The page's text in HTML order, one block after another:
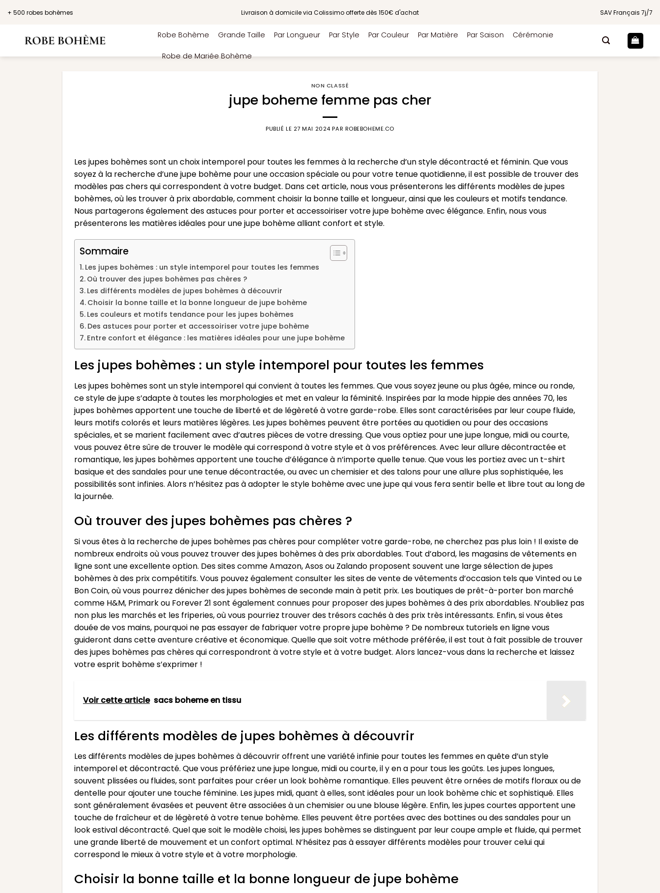
+ 500 robes bohèmes Livraison à domicile via Colissimo offerte dès 150€ d'achat SAV Français 7j/7
Robe Bohème Grande Taille Par Longueur Par Style Par Couleur Par Matière Par Saison Cérémonie
Robe de Mariée Bohème
NON CLASSÉ
jupe boheme femme pas cher
PUBLIÉ LE 27 MAI 2024 PAR ROBEBOHEME.CO
Les jupes bohèmes sont un choix intemporel pour toutes les femmes à la recherche d’un style décontracté et féminin. Que vous
soyez à la recherche d’une jupe bohème pour une occasion spéciale ou pour votre tenue quotidienne, il est possible de trouver des
modèles pas chers qui correspondent à votre budget. Dans cet article, nous vous présenterons les différents modèles de jupes
bohèmes, où les trouver à prix abordable, comment choisir la bonne taille et longueur, ainsi que les couleurs et motifs tendance.
Nous partagerons également des astuces pour porter et accessoiriser votre jupe bohème avec élégance. Enfin, nous vous
présenterons les matières idéales pour une jupe bohème alliant confort et style.
Sommaire
Les jupes bohèmes : un style intemporel pour toutes les femmes
Où trouver des jupes bohèmes pas chères ?
Les différents modèles de jupes bohèmes à découvrir
Choisir la bonne taille et la bonne longueur de jupe bohème
Les couleurs et motifs tendance pour les jupes bohèmes
Des astuces pour porter et accessoiriser votre jupe bohème
Entre confort et élégance : les matières idéales pour une jupe bohème
Les jupes bohèmes : un style intemporel pour toutes les femmes
Les jupes bohèmes sont un style intemporel qui convient à toutes les femmes. Que vous soyez jeune ou plus âgée, mince ou ronde,
ce style de jupe s’adapte à toutes les morphologies et met en valeur la féminité. Inspirées par la mode hippie des années 70, les
jupes bohèmes apportent une touche de liberté et de légèreté à votre garde-robe. Elles sont caractérisées par leur coupe fluide,
leurs motifs colorés et leurs matières légères. Les jupes bohèmes peuvent être portées au quotidien ou pour des occasions
spéciales, et se marient facilement avec d’autres pièces de votre dressing. Que vous optiez pour une jupe longue, midi ou courte,
vous pouvez être sûre de trouver le modèle qui correspond à votre style et à vos préférences. Avec leur allure décontractée et
romantique, les jupes bohèmes apportent une touche d’élégance à n’importe quelle tenue. Que vous les portiez avec un t-shirt
basique et des sandales pour une tenue décontractée, ou avec un chemisier et des talons pour une allure plus sophistiquée, les
possibilités sont infinies. Alors n’hésitez pas à adopter le style bohème avec une jupe qui vous fera sentir belle et libre tout au long de
la journée.
Où trouver des jupes bohèmes pas chères ?
Si vous êtes à la recherche de jupes bohèmes pas chères pour compléter votre garde-robe, ne cherchez pas plus loin ! Il existe de
nombreux endroits où vous pouvez trouver des jupes bohèmes à des prix abordables. Tout d’abord, les magasins de vêtements en
ligne sont une excellente option. Des sites comme Amazon, Asos ou Zalando proposent souvent une large sélection de jupes
bohèmes à des prix compétitifs. Vous pouvez également consulter les sites de vente de vêtements d’occasion tels que Vinted ou Le
Bon Coin, où vous pourrez dénicher des jupes bohèmes de seconde main à petit prix. Les boutiques de prêt-à-porter bon marché
comme H&M, Primark ou Forever 21 sont également connues pour proposer des jupes bohèmes à des prix abordables. N’oubliez pas
non plus les marchés et les friperies, où vous pourriez trouver des trésors cachés à des prix très intéressants. Enfin, si vous êtes
douée de vos mains, pourquoi ne pas essayer de fabriquer votre propre jupe bohème ? De nombreux tutoriels en ligne vous
guideront dans cette aventure créative et économique. Quelle que soit votre méthode préférée, il est tout à fait possible de trouver
des jupes bohèmes pas chères qui correspondront à votre style et à votre budget. Alors lancez-vous dans la recherche et laissez
votre esprit bohème s’exprimer !
Voir cette article sacs boheme en tissu
Les différents modèles de jupes bohèmes à découvrir
Les différents modèles de jupes bohèmes à découvrir offrent une variété infinie pour toutes les femmes en quête d’un style
intemporel et décontracté. Que vous préfériez une jupe longue, midi ou courte, il y en a pour tous les goûts. Les jupes longues,
souvent plissées ou fluides, sont parfaites pour créer un look bohème romantique. Elles peuvent être ornées de motifs floraux ou de
dentelle pour ajouter une touche féminine. Les jupes midi, quant à elles, sont idéales pour un look bohème chic et sophistiqué. Elles
sont généralement évasées et peuvent être associées à un chemisier ou une blouse légère. Enfin, les jupes courtes apportent une
touche de fraîcheur et de légèreté à votre tenue bohème. Elles peuvent être portées avec des bottines ou des sandales pour un
look estival décontracté. Quel que soit le modèle choisi, les jupes bohèmes se distinguent par leur coupe ample et fluide, qui permet
une grande liberté de mouvement et un confort optimal. N’hésitez pas à essayer différents modèles pour trouver celui qui
correspond le mieux à votre style et à votre morphologie.
Choisir la bonne taille et la bonne longueur de jupe bohème